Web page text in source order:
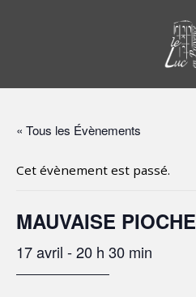
« Tous les Évènements
Cet évènement est passé.
MAUVAISE PIOCHE
17 avril - 20 h 30 min